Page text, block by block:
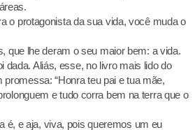
o protagonista da sua vida, você muda o
que lhe deram o seu maior bem: a vida.
dada. Aliás, esse, no livro mais lido do
“Honra teu pai e tua mãe,
e tudo corra bem na terra que o
é, e aja, viva, pois queremos um eu